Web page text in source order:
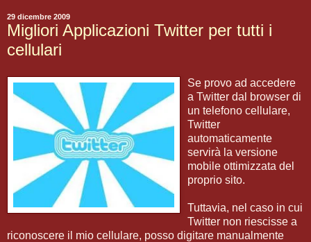
29 dicembre 2009
Migliori Applicazioni Twitter per tutti i
cellulari
Se provo ad accedere
a Twitter dal browser di
un telefono cellulare,
Twitter
automaticamente
servirà la versione
mobile ottimizzata del
proprio sito.
Tuttavia, nel caso in cui
Twitter non riescisse a
riconoscere il mio cellulare, posso digitare manualmente